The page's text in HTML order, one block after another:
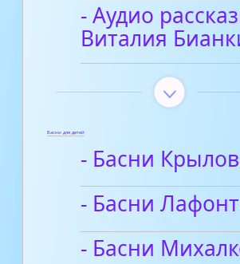
- Аудио
Виталия
Басни для детей
- Басни
- Басни
- Басни